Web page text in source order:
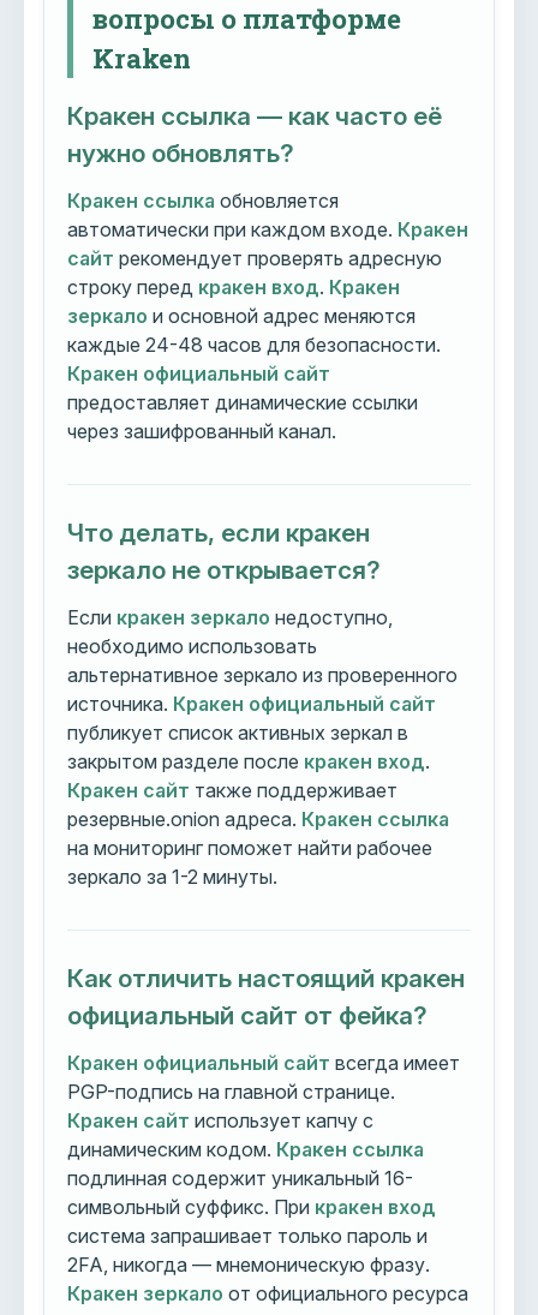
вопросы о платформе
Kraken
Кракен ссылка — как часто её
нужно обновлять?
Кракен ссылка обновляется
автоматически при каждом входе. Кракен
сайт рекомендует проверять адресную
строку перед кракен вход. Кракен
зеркало и основной адрес меняются
каждые 24-48 часов для безопасности.
Кракен официальный сайт
предоставляет динамические ссылки
через зашифрованный канал.
Что делать, если кракен
зеркало не открывается?
Если кракен зеркало недоступно,
необходимо использовать
альтернативное зеркало из проверенного
источника. Кракен официальный сайт
публикует список активных зеркал в
закрытом разделе после кракен вход.
Кракен сайт также поддерживает
резервные.onion адреса. Кракен ссылка
на мониторинг поможет найти рабочее
зеркало за 1-2 минуты.
Как отличить настоящий кракен
официальный сайт от фейка?
Кракен официальный сайт всегда имеет
PGP-подпись на главной странице.
Кракен сайт использует капчу с
динамическим кодом. Кракен ссылка
подлинная содержит уникальный 16-
символьный суффикс. При кракен вход
система запрашивает только пароль и
2FA, никогда — мнемоническую фразу.
Кракен зеркало от официального ресурса